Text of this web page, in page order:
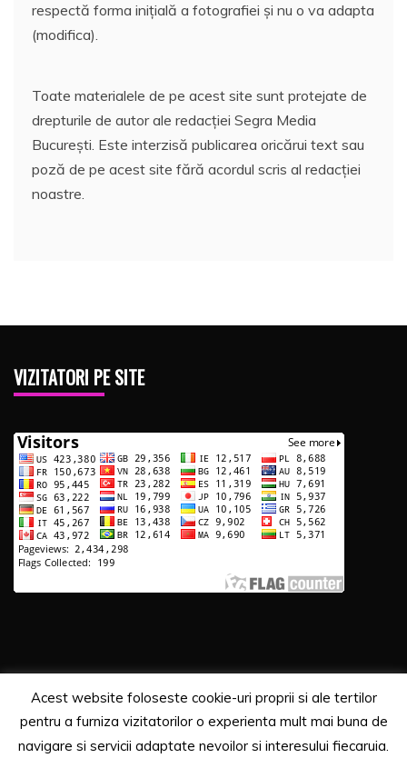
respectă forma inițială a fotografiei și nu o va adapta
(modifica).
Toate materialele de pe acest site sunt protejate de
drepturile de autor ale redacției Segra Media
București. Este interzisă publicarea oricărui text sau
poză de pe acest site fără acordul scris al redacției
noastre.
VIZITATORI PE SITE
Copyrights. © 2020 Segra Media
Proudly powered by WordPress|
Theme: Recent News
Acest website foloseste cookie-uri proprii si ale tertilor
pentru a furniza vizitatorilor o experienta mult mai buna de
navigare si servicii adaptate nevoilor si interesului fiecaruia.